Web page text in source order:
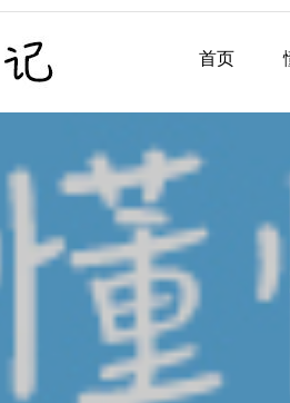
懂懂日记
懂懂日记网每天同步更新懂
首页